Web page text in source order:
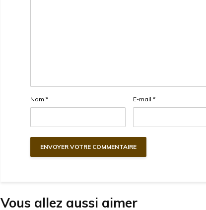
Nom * E-mail *
Vous allez aussi aimer